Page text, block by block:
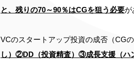
と、残りの70～90％はCGを狙う必要が
VCのスタートアップ投資の成否（CG
し）②DD（投資精査）③成長支援（ハ